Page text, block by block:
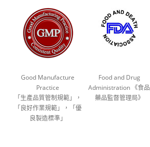
Good Manufacture
Practice
「生產品質管制規範」，
「良好作業規範」，「優
良製造標準」
Food and Drug
Administration 《食品
藥品監督管理局》